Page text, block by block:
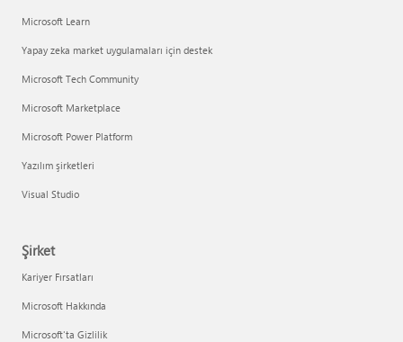
Microsoft Learn
Yapay zeka market uygulamaları için destek
Microsoft Tech Community
Microsoft Marketplace
Microsoft Power Platform
Yazılım şirketleri
Visual Studio
Şirket
Kariyer Fırsatları
Microsoft Hakkında
Microsoft'ta Gizlilik